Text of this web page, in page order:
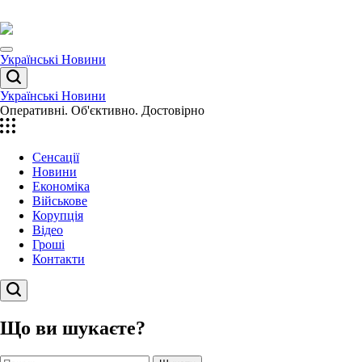
до
вмісту
Menu
Українські Новини
Пошук
Українські Новини
Оперативні. Об'єктивно. Достовірно
Сенсації
Новини
Економіка
Військове
Корупція
Відео
Гроші
Контакти
Пошук
Що ви шукаєте?